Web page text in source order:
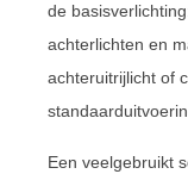
de
achterlichten en
achteruitrijlicht of
Een veelgebruikt